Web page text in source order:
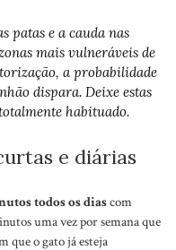
patas e a cauda nas
mais vulneráveis de
a probabilidade
dispara. Deixe estas
habituado.
e diárias
todos os diascom
uma vez por semana que
que o gato já esteja